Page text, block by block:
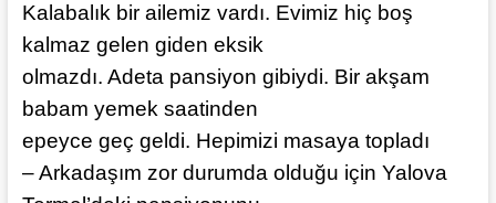
Kalabalık bir ailemiz vardı. Evimiz hiç boş
kalmaz gelen giden eksik
olmazdı. Adeta pansiyon gibiydi. Bir akşam
babam yemek saatinden
epeyce geç geldi. Hepimizi masaya topladı
– Arkadaşım zor durumda olduğu için Yalova